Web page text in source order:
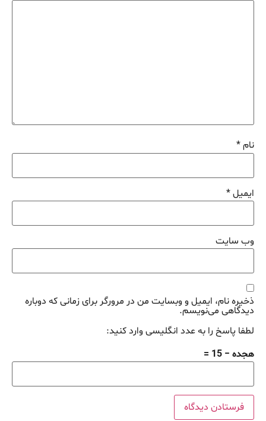
نام*
ایمیل*
وب‌ سایت
ذخیره نام، ایمیل و وبسایت من در مرورگر برای زمانی که دوباره
دیدگاهی می‌نویسم.
لطفا پاسخ را به عدد انگلیسی وارد کنید:
هجده − 15 =